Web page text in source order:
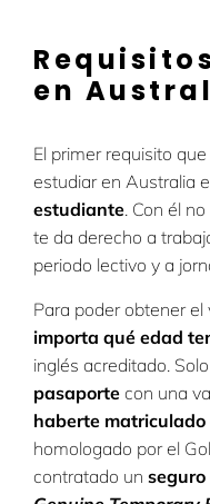
en
El primer requisito
estudiar en Australia
estudiante. Con él
te da derecho a
periodo lectivo y a
Para poder obtener
importa qué edad
inglés acreditado.
pasaporte con una
haberte matriculado
homologado por el
contratado un seguro